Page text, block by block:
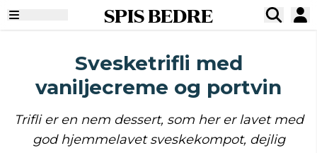
SPIS BEDRE
Svesketrifli med
vaniljecreme og portvin
Trifli er en nem dessert, som her er lavet med
god hjemmelavet sveskekompot, dejlig